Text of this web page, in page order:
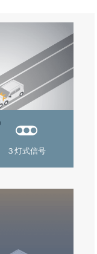
３灯式信号